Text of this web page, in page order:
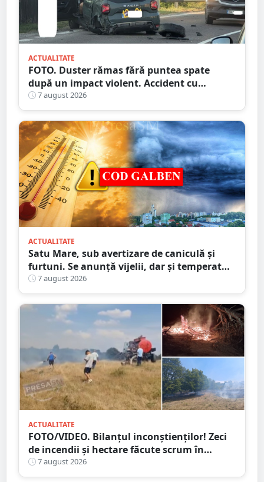
ACTUALITATE
FOTO. Duster rămas fără puntea spate
după un impact violent. Accident cu
implicarea unei mașini din Satu Mare
7 august 2026
ACTUALITATE
Satu Mare, sub avertizare de caniculă și
furtuni. Se anunță vijelii, dar și temperaturi
ridicate. Avertizarea ANM
7 august 2026
ACTUALITATE
FOTO/VIDEO. Bilanțul inconștienților! Zeci
de incendii și hectare făcute scrum în
județul Satu Mare
7 august 2026